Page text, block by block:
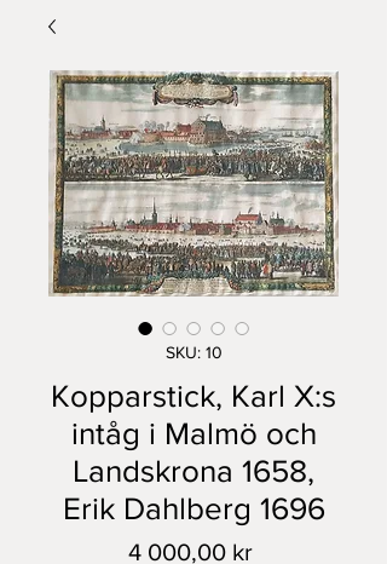
SKU: 10
Kopparstick, Karl X:s
intåg i Malmö och
Landskrona 1658,
Erik Dahlberg 1696
4 000,00 krPris